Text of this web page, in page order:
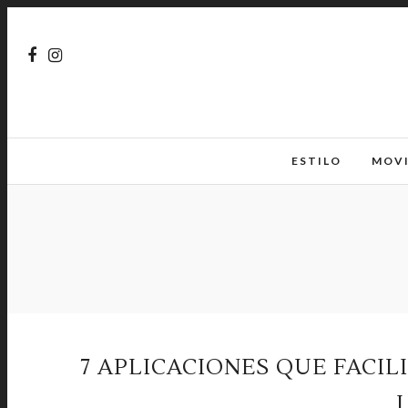
ESTILO
7 APLICACIONES QUE